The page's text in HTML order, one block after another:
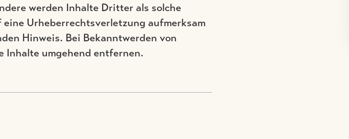
werden Inhalte Dritter als solche
Urheberrechtsverletzung aufmerksam
Hinweis. Bei Bekanntwerden von
Inhalte umgehend entfernen.